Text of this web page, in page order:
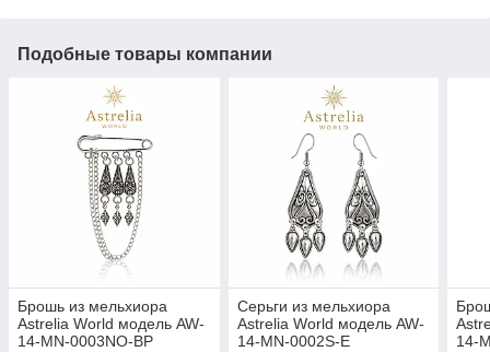
Подобные товары компании
Брошь из мельхиора
Astrelia World модель AW-
14-MN-0003NO-BP
Серьги из мельхиора
Astrelia World модель AW-
14-MN-0002S-E
14-